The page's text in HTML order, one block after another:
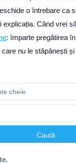
o întrebare ca
explicația. Când vrei
: împarte pregătirea
nu le stăpânești
Caută